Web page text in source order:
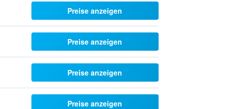
Preise anzeigen
Preise anzeigen
Preise anzeigen
Preise anzeigen